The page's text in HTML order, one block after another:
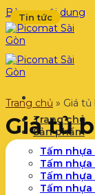
Bỏ qua nội dung
Trang chủ
Sản phẩm
Tấm nhựa
Tấm nhựa
Tấm nhựa
Tấm nhựa
Trang chủ » Giá tủ
Giá tủ
Tin tức